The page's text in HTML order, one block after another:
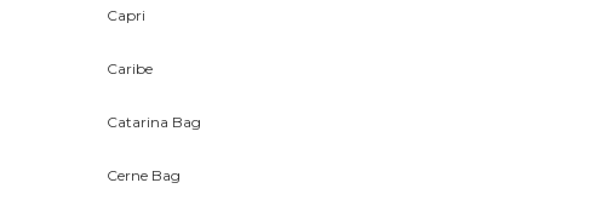
Capri
Caribe
Catarina Bag
Cerne Bag